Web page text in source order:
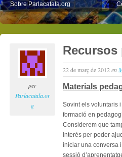
Sobre Parlacatala.org
per
Parlacatala.or
g
22 de març de 2012en
Materials
Sovint els voluntaris
formació en
Considerem que
interès per poder
iniciar una conversa
sessió